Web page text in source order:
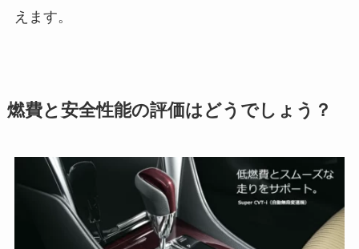
えます。
燃費と安全性能の評価はどうでしょう？